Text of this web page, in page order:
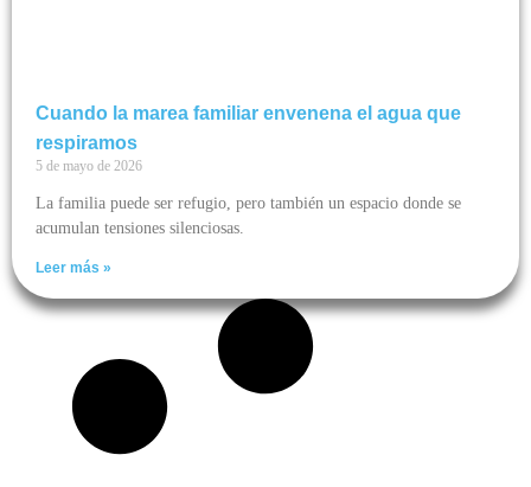
Cuando la marea familiar envenena el agua que
respiramos
5 de mayo de 2026
La familia puede ser refugio, pero también un espacio donde se
acumulan tensiones silenciosas.
Leer más »